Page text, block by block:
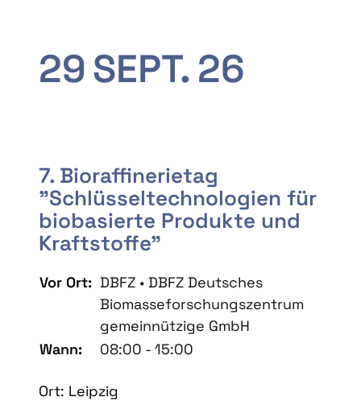
29SEPT. 26
7. Bioraffinerietag
"Schlüsseltechnologien für
biobasierte Produkte und
Kraftstoffe"
Vor Ort: DBFZ • DBFZ Deutsches
Biomasseforschungszentrum
gemeinnützige GmbH
Wann:
08:00 - 15:00
Ort: Leipzig